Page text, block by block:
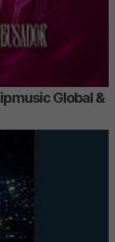
Global &